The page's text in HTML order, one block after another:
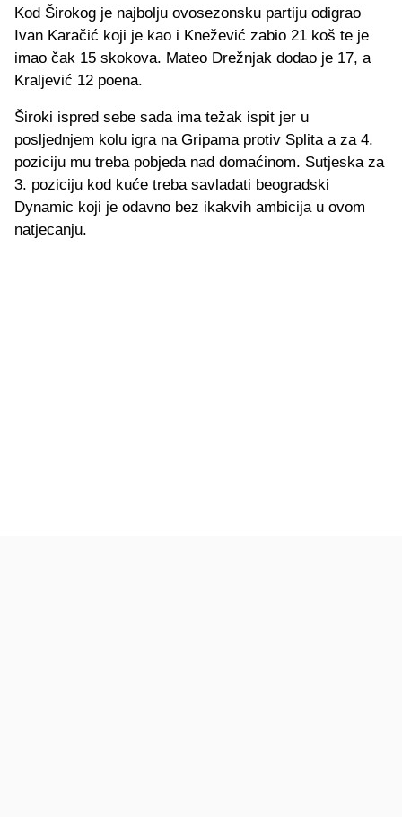
Kod Širokog je najbolju ovosezonsku partiju odigrao
Ivan Karačić koji je kao i Knežević zabio 21 koš te je
imao čak 15 skokova. Mateo Drežnjak dodao je 17, a
Kraljević 12 poena.
Široki ispred sebe sada ima težak ispit jer u
posljednjem kolu igra na Gripama protiv Splita a za 4.
poziciju mu treba pobjeda nad domaćinom. Sutjeska za
3. poziciju kod kuće treba savladati beogradski
Dynamic koji je odavno bez ikakvih ambicija u ovom
natjecanju.